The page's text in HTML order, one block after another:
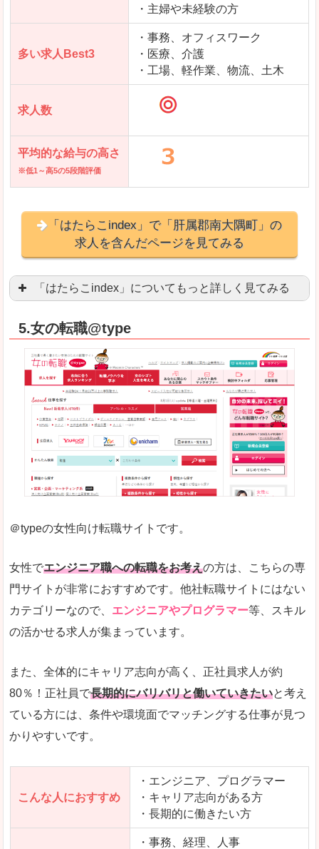
・主婦や未経験の方
多い求人Best3
・事務、オフィスワーク
・医療、介護
・工場、軽作業、物流、土木
求人数
平均的な給与の高さ
※低1～高5の5段階評価
「はたらこindex」で「肝属郡南大隅町」の
求人を含んだページを見てみる
「はたらこindex」についてもっと詳しく見てみる
良いところ
求人が毎時更新されます！（他社求人サイトは週
希望職種の平均時給が瞬時にわかります。アルバ
求人数が多すぎて、逆に絞り込みに悩んだり、迷
雇用形態にもよりますが、給与額に幅があります。
詳しい説明
希望する職種の平均時給がすぐにわかるので、給
また、他社転職サイトにはない日払いや週払いと
新着案件が続々とアップされるので、転職を急い
人気度
また、上戸彩さんのCMでおなじみなこともあり
使いやすさ
全体的にオレンジ色のトーンで、見ていても疲れ
「はたらこindex」で「肝属郡南大隅町」の
求人を含んだページを見てみる
5.女の転職@type
＠typeの女性向け転職サイトです。
女性でエンジニア職への転職をお考えの方は、こちらの専
門サイトが非常におすすめです。他社転職サイトにはない
カテゴリーなので、 エンジニアやプログラマー等、スキル
の活かせる求人が集まっています。
また、全体的にキャリア志向が高く、正社員求人が約
80％！正社員で長期的にバリバリと働いていきたいと考え
ている方には、条件や環境面でマッチングする仕事が見つ
かりやすいです。
こんな人におすすめ
・エンジニア、プログラマー
・キャリア志向がある方
・長期的に働きたい方
・事務、経理、人事